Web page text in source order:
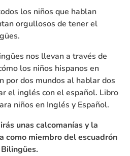
los niños que hablan
orgullosos de tener el
nos llevan a través de
los niños hispanos en
por dos mundos al hablar dos
el inglés con el español. Libro
niños en Inglés y Español.
unas calcomanías y la
como miembro del escuadrón